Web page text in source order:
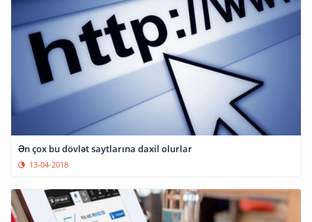
Ən çox bu dövlət saytlarına daxil olurlar
13-04-2018